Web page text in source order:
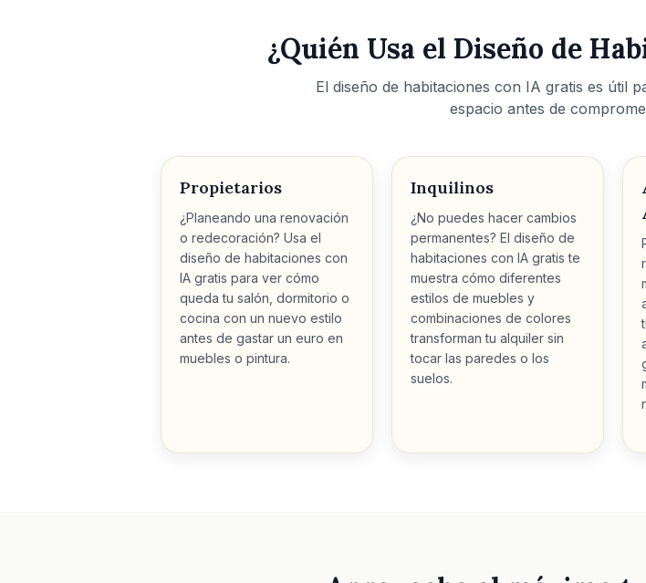
¿Quién Usa el Diseño de
El diseño de habitaciones con IA gratis es útil
espacio antes de
Propietarios
¿Planeando una renovación
o redecoración? Usa el
diseño de habitaciones con
IA gratis para ver cómo
queda tu salón, dormitorio o
cocina con un nuevo estilo
antes de gastar un euro en
muebles o pintura.
Inquilinos
¿No puedes hacer cambios
permanentes? El diseño de
habitaciones con IA gratis te
muestra cómo diferentes
estilos de muebles y
combinaciones de colores
transforman tu alquiler sin
tocar las paredes o los
suelos.